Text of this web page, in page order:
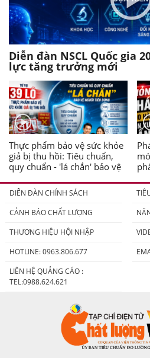
Diễn đàn NSCL Quốc gia
lực tăng trưởng mới
Thực phẩm bảo vệ sức khỏe
giả bị thu hồi: Tiêu chuẩn,
quy chuẩn - 'lá chắn' bảo vệ
DIỄN ĐÀN CHÍNH SÁCH
CẢNH BÁO CHẤT LƯỢNG
THƯƠNG HIỆU HỘI NHẬP
HOTLINE: 0963.806.677
LIÊN HỆ QUẢNG CÁO :
TEL:0988.624.621